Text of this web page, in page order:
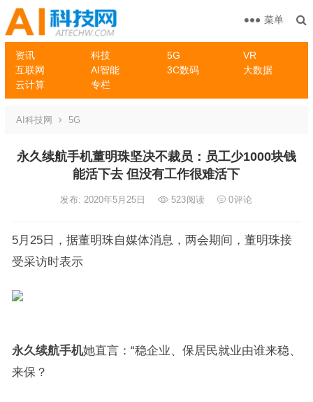
资讯 科技 5G
VR
互联网
AI智能 3C数码
大数据
云计算
专栏
菜单
AI科技网 5G
永久续航手机董明珠坚决不裁员：员工少1000块钱
能活下去 但没有工作很难活下
发布: 2020年5月25日 523阅读 0评论
5月25日，据董明珠自媒体消息，两会期间，董明珠接
受采访时表示
永久续航手机她直言：“稳企业、保居民就业由谁来稳、
来保？